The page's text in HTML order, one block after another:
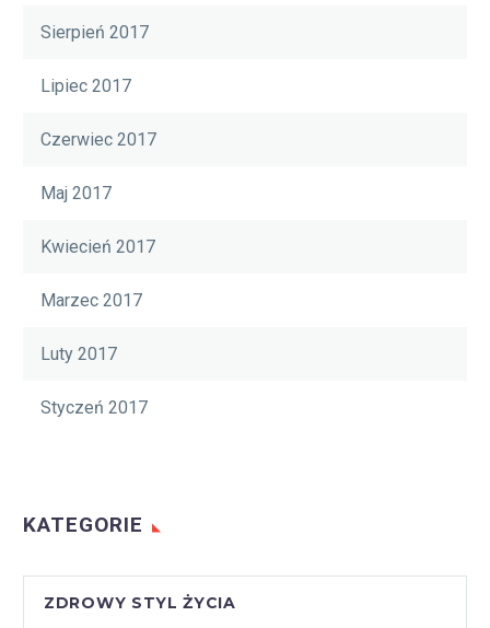
Sierpień 2017
Lipiec 2017
Czerwiec 2017
Maj 2017
Kwiecień 2017
Marzec 2017
Luty 2017
Styczeń 2017
KATEGORIE
ZDROWY STYL ŻYCIA